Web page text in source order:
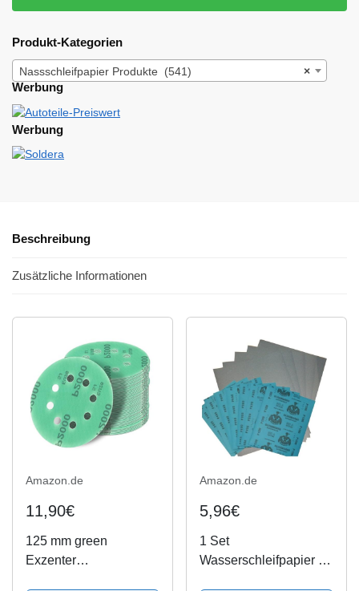
Produkt-Kategorien
×
Nassschleifpapier Produkte (541)
Werbung
Werbung
Beschreibung
Zusätzliche Informationen
Amazon.de
11,90€
125 mm green
Exzenter
Amazon.de
5,96€
1 Set
Wasserschleifpapier 18